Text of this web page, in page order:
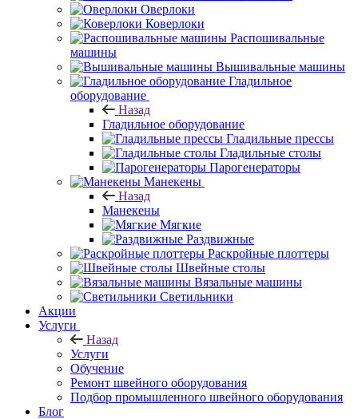
Оверлоки
Коверлоки
Распошивальные
машины
Вышивальные машины
Гладильное
оборудование
Назад
Гладильное оборудование
Гладильные прессы
Гладильные столы
Парогенераторы
Манекены
Назад
Манекены
Мягкие
Раздвижные
Раскройные плоттеры
Швейные столы
Вязальные машины
Светильники
Акции
Услуги
Назад
Услуги
Обучение
Ремонт швейного оборудования
Подбор промышленного швейного оборудования
Блог